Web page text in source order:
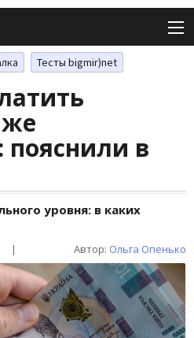
Тесты bigmir)net
в
уровня: в каких
| Автор: Ольга Опенько